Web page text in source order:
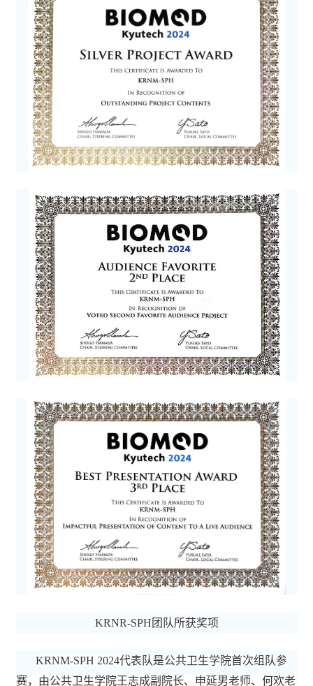
KRNR-SPH团队所获奖项
KRNM-SPH 2024代表队是公共卫生学院首次组队参
赛，由公共卫生学院王志成副院长、申延男老师、何欢老